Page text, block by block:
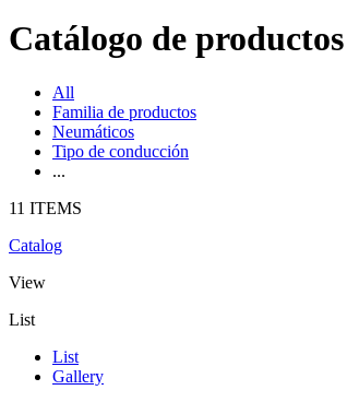
Catálogo de productos
All
Familia de productos
Neumáticos
Tipo de conducción
...
11 ITEMS
Catalog
View
List
List
Gallery